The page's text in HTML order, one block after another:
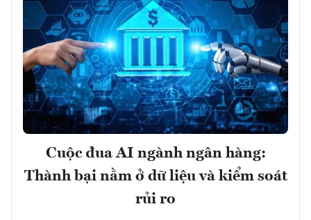
Cuộc đua AI ngành ngân hàng:
Thành bại nằm ở dữ liệu và kiểm soát
rủi ro